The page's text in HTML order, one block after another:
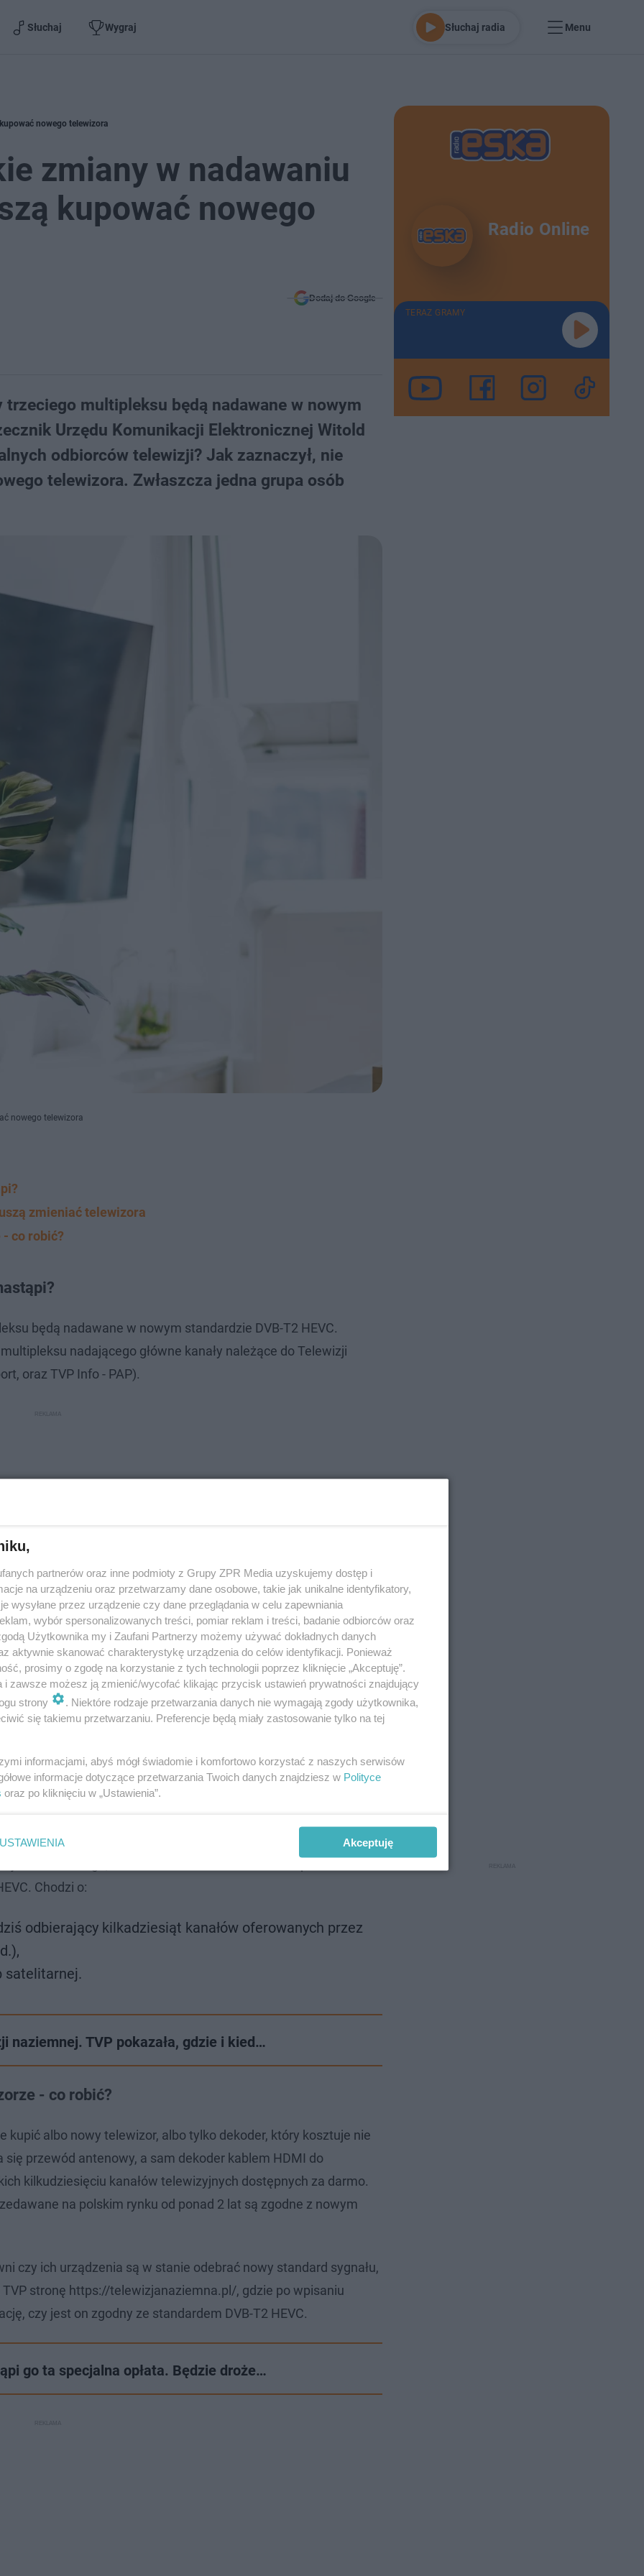
Słuchaj Wygraj Słuchaj radia Menu
nowego telewizora
zmiany w nadawaniu
kupować nowego
Dodaj do Google
trzeciego multipleksu będą nadawane w nowym
Urzędu Komunikacji Elektronicznej Witold
odbiorców telewizji? Jak zaznaczył, nie
telewizora. Zwłaszcza jedna grupa osób
nowego telewizora
zmieniać telewizora
co robić?
będą nadawane w nowym standardzie DVB-T2 HEVC.
nadającego główne kanały należące do Telewizji
oraz TVP Info - PAP).
zaznaczyć, że zmiana systemu nadawania
T2 z kodekiem HEVC dotyczy tylko i
domowych, które odbierają telewizję
na dachu".
naziemnej. TVP pokazała, gdzie i kied…
muszą zmieniać telewizora
odnośnie tego, kto nie musi zmieniać telewizora przed
Chodzi o:
odbierający kilkadziesiąt kanałów oferowanych przez
satelitarnej.
naziemnej. TVP pokazała, gdzie i kied…
- co robić?
kupić albo nowy telewizor, albo tylko dekoder, który kosztuje nie
się przewód antenowy, a sam dekoder kablem HDMI do
kilkudziesięciu kanałów telewizyjnych dostępnych za darmo.
na polskim rynku od ponad 2 lat są zgodne z nowym
czy ich urządzenia są w stanie odebrać nowy standard sygnału,
stronę https://telewizjanaziemna.pl/, gdzie po wpisaniu
czy jest on zgodny ze standardem DVB-T2 HEVC.
go ta specjalna opłata. Będzie droże…
Radio Online
TERAZ GRAMY
partnerów oraz inne podmioty z Grupy ZPR Media uzyskujemy dostęp i
na urządzeniu oraz przetwarzamy dane osobowe, takie jak unikalne identyfikatory,
wysyłane przez urządzenie czy dane przeglądania w celu zapewniania
wybór spersonalizowanych treści, pomiar reklam i treści, badanie odbiorców oraz
Użytkownika my i Zaufani Partnerzy możemy używać dokładnych danych
aktywnie skanować charakterystykę urządzenia do celów identyfikacji. Ponieważ
prosimy o zgodę na korzystanie z tych technologii poprzez kliknięcie „Akceptuję”.
i zawsze możesz ją zmienić/wycofać klikając przycisk ustawień prywatności znajdujący
strony
. Niektóre rodzaje przetwarzania danych nie wymagają zgody użytkownika,
się takiemu przetwarzaniu. Preferencje będą miały zastosowanie tylko na tej
informacjami, abyś mógł świadomie i komfortowo korzystać z naszych serwisów
informacje dotyczące przetwarzania Twoich danych znajdziesz w Polityce
oraz po kliknięciu w „Ustawienia”.
USTAWIENIA Akceptuję